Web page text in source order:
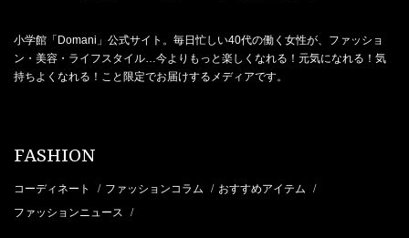
小学館「Domani」公式サイト。毎日忙しい40代の働く女性が、ファッショ
ン・美容・ライフスタイル…今よりもっと楽しくなれる！元気になれる！気
持ちよくなれる！こと限定でお届けするメディアです。
FASHION
コーディネート / ファッションコラム / おすすめアイテム /
ファッションニュース /